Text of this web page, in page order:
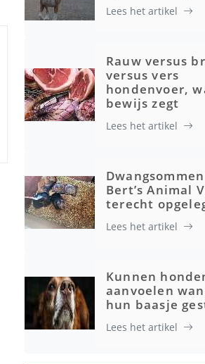
Lees het artikel
Rauw versus
versus vers
hondenvoer,
bewijs zegt
Lees het artikel
Bert’s Animal
terecht
Lees het artikel
Kunnen
aanvoelen
hun baasje
Lees het artikel